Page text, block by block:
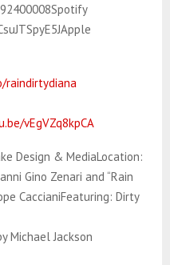
vEgVZq8kpCA
Design & MediaLocation:
Gino Zenari and “Rain
CaccianiFeaturing: Dirty
Michael Jackson